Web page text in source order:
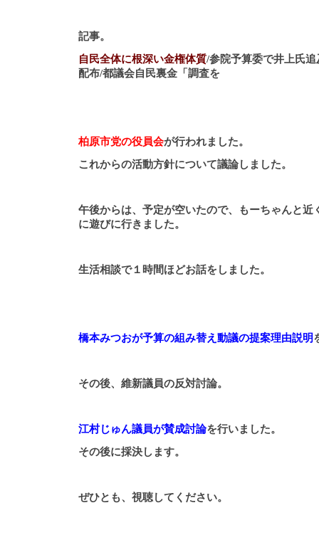
記事。
自民全体に根深い金権体質/参院予算委で井上氏
配布/都議会自民裏金「調査を
柏原市党の役員会が行われました。
これからの活動方針について議論しました。
午後からは、予定が空いたので、もーちゃんと近
に遊びに行きました。
生活相談で１時間ほどお話をしました。
橋本みつおが予算の組み替え動議の提案理由説明
その後、維新議員の反対討論。
江村じゅん議員が賛成討論を行いました。
その後に採決します。
ぜひとも、視聴してください。